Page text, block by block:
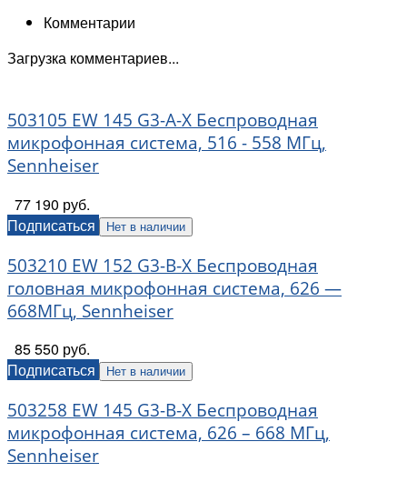
Комментарии
Загрузка комментариев...
503105 EW 145 G3-A-X Беспроводная
микрофонная система, 516 - 558 МГц,
Sennheiser
77 190 руб.
Подписаться
Нет в наличии
503210 EW 152 G3-B-X Беспроводная
головная микрофонная система, 626 —
668МГц, Sennheiser
85 550 руб.
Подписаться
Нет в наличии
503258 EW 145 G3-B-X Беспроводная
микрофонная система, 626 – 668 МГц,
Sennheiser